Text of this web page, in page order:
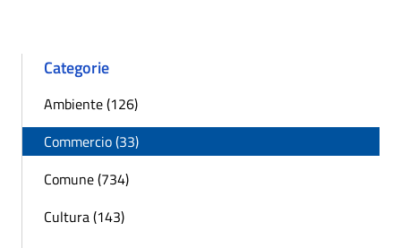
Categorie
Ambiente (126)
Commercio (33)
Comune (734)
Cultura (143)